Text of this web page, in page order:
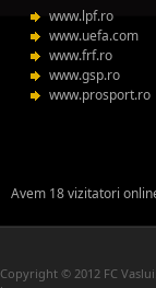
www.lpf.ro
www.uefa.com
www.frf.ro
www.gsp.ro
www.prosport.ro
Avem 18 vizitatori
Copyright © 2012 FC